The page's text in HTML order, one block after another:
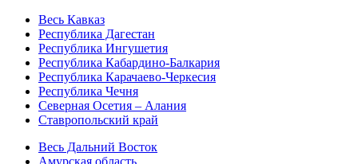
Весь Кавказ
Республика Дагестан
Республика Ингушетия
Республика Кабардино-Балкария
Республика Карачаево-Черкесия
Республика Чечня
Северная Осетия – Алания
Ставропольский край
Весь Дальний Восток
Амурская область